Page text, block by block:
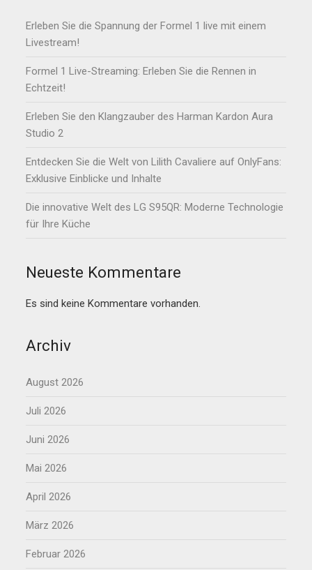
Erleben Sie die Spannung der Formel 1 live mit einem
Livestream!
Formel 1 Live-Streaming: Erleben Sie die Rennen in
Echtzeit!
Erleben Sie den Klangzauber des Harman Kardon Aura
Studio 2
Entdecken Sie die Welt von Lilith Cavaliere auf OnlyFans:
Exklusive Einblicke und Inhalte
Die innovative Welt des LG S95QR: Moderne Technologie
für Ihre Küche
Neueste Kommentare
Es sind keine Kommentare vorhanden.
Archiv
August 2026
Juli 2026
Juni 2026
Mai 2026
April 2026
März 2026
Februar 2026